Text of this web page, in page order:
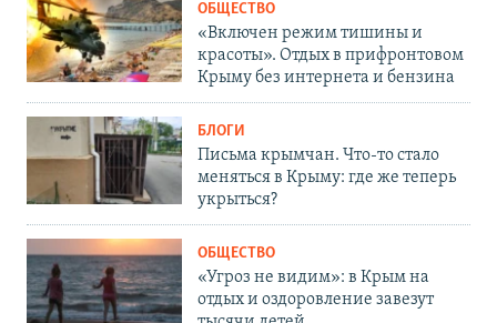
ОБЩЕСТВО
«Включен режим тишины и
красоты». Отдых в прифронтовом
Крыму без интернета и бензина
БЛОГИ
Письма крымчан. Что-то стало
меняться в Крыму: где же теперь
укрыться?
ОБЩЕСТВО
«Угроз не видим»: в Крым на
отдых и оздоровление завезут